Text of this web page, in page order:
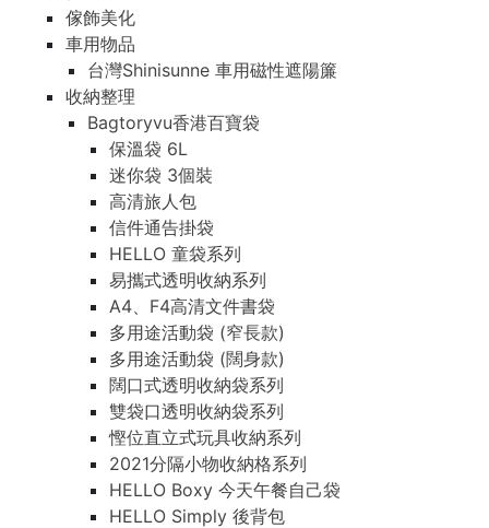
傢飾美化
車用物品
台灣Shinisunne 車用磁性遮陽簾
收納整理
Bagtoryvu香港百寶袋
保溫袋 6L
迷你袋 3個裝
高清旅人包
信件通告掛袋
HELLO 童袋系列
易攜式透明收納系列
A4、F4高清文件書袋
多用途活動袋 (窄長款)
多用途活動袋 (闊身款)
闊口式透明收納袋系列
雙袋口透明收納袋系列
慳位直立式玩具收納系列
2021分隔小物收納格系列
HELLO Boxy 今天午餐自己袋
HELLO Simply 後背包